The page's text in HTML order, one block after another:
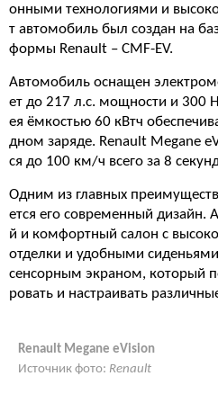
онными технологиями и
т автомобиль был создан на
формы Renault – CMF-EV.
Автомобиль оснащен
ет до 217 л.с. мощности и 300
ея ёмкостью 60 кВтч
дном заряде. Renault Megane
ся до 100 км/ч всего за 8
Одним из главных
ется его современный
й и комфортный салон с
отделки и удобными
сенсорным экраном, который
ровать и настраивать
Renault Megane eVision
Источник фото: Renault